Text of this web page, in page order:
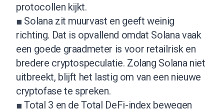
protocollen kijkt.
■ Solana zit muurvast en geeft weinig
richting. Dat is opvallend omdat Solana vaak
een goede graadmeter is voor retailrisk en
bredere cryptospeculatie. Zolang Solana niet
uitbreekt, blijft het lastig om van een nieuwe
cryptofase te spreken.
■ Total 3 en de Total DeFi-index bewegen